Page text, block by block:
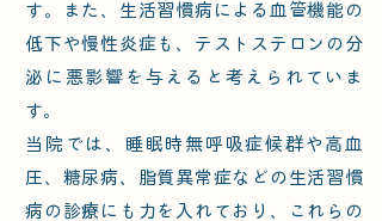
す。また、生活習慣病による血管機能の
低下や慢性炎症も、テストステロンの分
泌に悪影響を与えると考えられていま
す。​
当院では、睡眠時無呼吸症候群や高血
圧、糖尿病、脂質異常症などの生活習慣
病の診療にも力を入れており、これらの